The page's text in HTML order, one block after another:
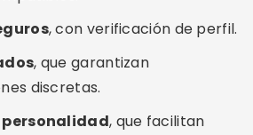
, con verificación de perfil.
, que garantizan
discretas.
personalidad, que facilitan